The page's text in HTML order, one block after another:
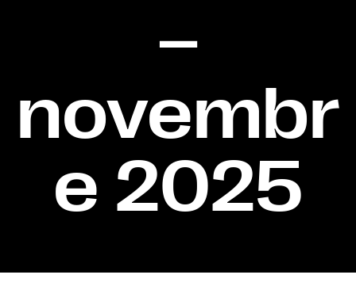
–
novembr
e 2025